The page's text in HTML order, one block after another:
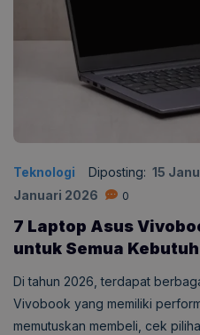
Teknologi Diposting: 15
Januari 2026
0
7 Laptop Asus
untuk Semua
Di tahun 2026, terdapat
Vivobook yang memiliki
memutuskan membeli, cek